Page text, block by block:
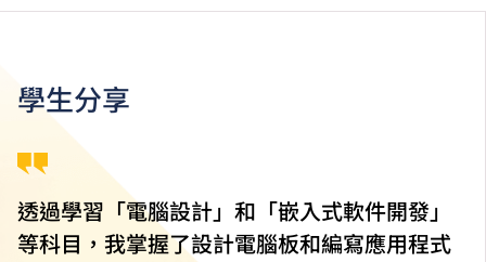
學生分享
透過學習「電腦設計」和「嵌入式軟件開發」
等科目，我掌握了設計電腦板和編寫應用程式